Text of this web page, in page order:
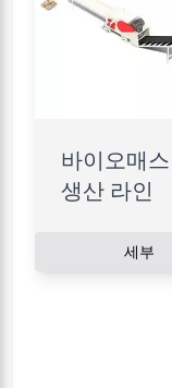
바이오매
생산 라인
세부